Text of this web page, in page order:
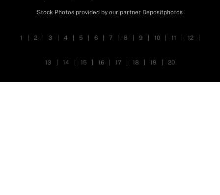
Stock Photos provided by our partner Depositphotos
1 2 3 4 5 6 7 8 9 10 11 12
13 14 15 16 17 18 19 20